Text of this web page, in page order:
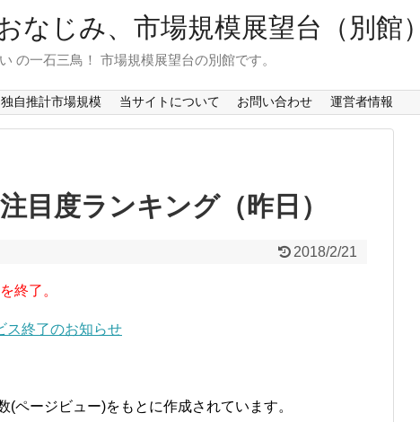
なじみ、市場規模展望台（別館）
の一石三鳥！ 市場規模展望台の別館です。
独自推計市場規模 当サイトについて お問い合わせ 運営者情報
目度ランキング（昨日）
2018/2/21
終了。
ス終了のお知らせ
ページビュー)をもとに作成されています。